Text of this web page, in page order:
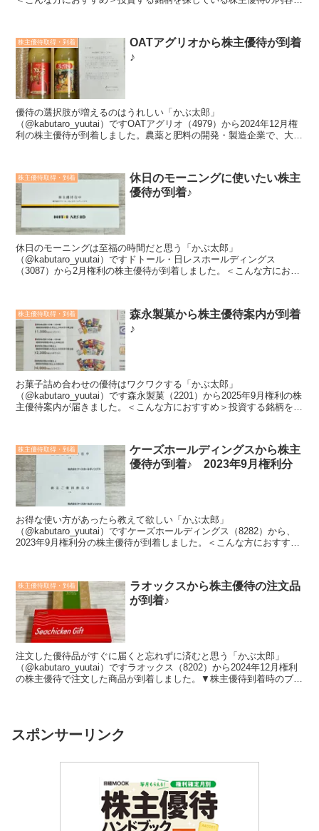
株主優待取得・到着
OATアグリオから株主優待が到着
♪
優待の選択肢が増えるのはうれしい「かぶ太郎」
（@kabutaro_yuutai）ですOATアグリオ（4979）から2024年12月権
利の株主優待が到着しました。農薬と肥料の開発・製造企業で、大塚
株主優待取得・到着
休日のモーニングに使いたい株主
優待が到着♪
休日のモーニングは至福の時間だと思う「かぶ太郎」
（@kabutaro_yuutai）ですドトール・日レスホールディングス
（3087）から2月権利の株主優待が到着しました。＜こんな方におす
株主優待取得・到着
森永製菓から株主優待案内が到着
♪
お菓子詰め合わせの優待はワクワクする「かぶ太郎」
（@kabutaro_yuutai）です森永製菓（2201）から2025年9月権利の株
主優待案内が届きました。＜こんな方におすすめ＞投資する銘柄を探
株主優待取得・到着
ケーズホールディングスから株主
優待が到着♪ 2023年9月権利分
お得な使い方があったら教えて欲しい「かぶ太郎」
（@kabutaro_yuutai）ですケーズホールディングス（8282）から、
2023年9月権利分の株主優待が到着しました。＜こんな方におすすめ
株主優待取得・到着
ラオックスから株主優待の注文品
が到着♪
注文した優待品がすぐに届くと忘れずに済むと思う「かぶ太郎」
（@kabutaro_yuutai）ですラオックス（8202）から2024年12月権利
の株主優待で注文した商品が到着しました。▼株主優待到着時のブロ
スポンサーリンク